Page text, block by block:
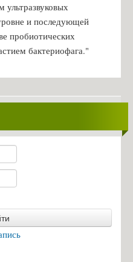
Игоревич
ультразвуковых
и последующей
пробиотических
бактериофага."